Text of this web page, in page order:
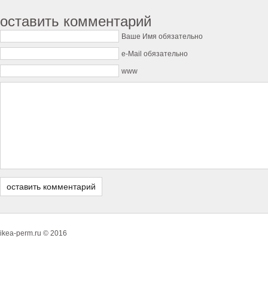
оставить комментарий
Ваше Имя обязательно
e-Mail обязательно
www
ikea-perm.ru © 2016